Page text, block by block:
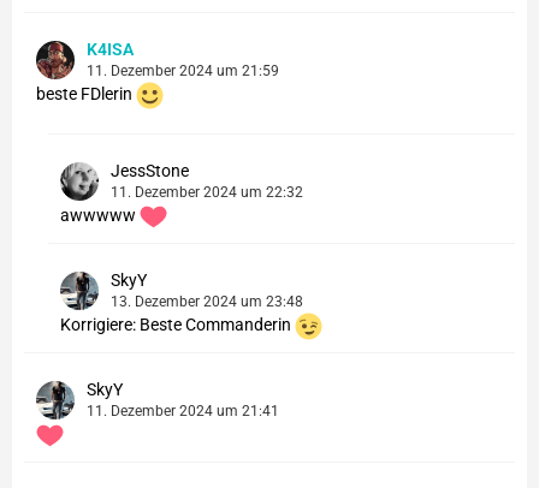
K4ISA
11. Dezember 2024 um 21:59
beste FDlerin
JessStone
11. Dezember 2024 um 22:32
awwwww
SkyY
13. Dezember 2024 um 23:48
Korrigiere: Beste Commanderin
SkyY
11. Dezember 2024 um 21:41